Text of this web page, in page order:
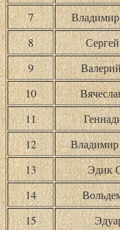
7
8
9
10
11
12
13
Эдик
14
15